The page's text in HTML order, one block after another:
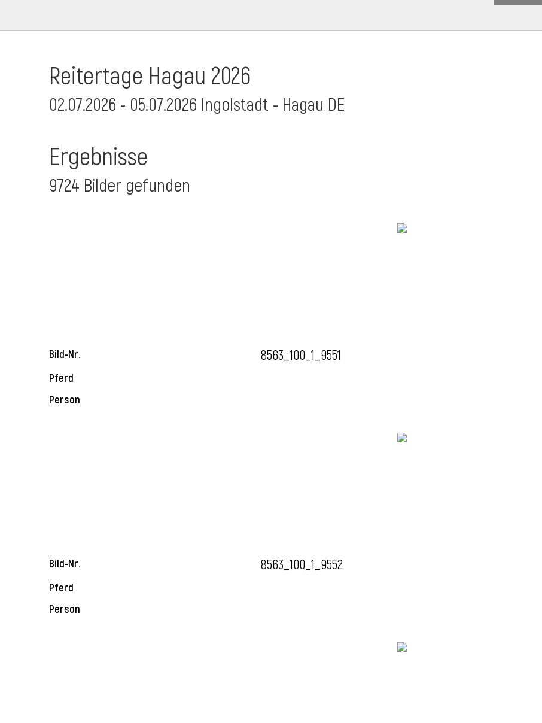
Reitertage Hagau 2026
02.07.2026 - 05.07.2026 Ingolstadt - Hagau DE
Ergebnisse
9724 Bilder gefunden
Bild-Nr. 8563_100_1_9551
Pferd
Person
Bild-Nr. 8563_100_1_9552
Pferd
Person